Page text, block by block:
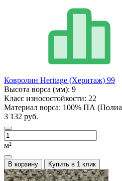
Ковролин Heritage (Херитаж) 99
Высота ворса (мм): 9
Класс износостойкости: 22
Материал ворса: 100% ПА
3 132 руб.
м²
В корзину Купить в 1 клик